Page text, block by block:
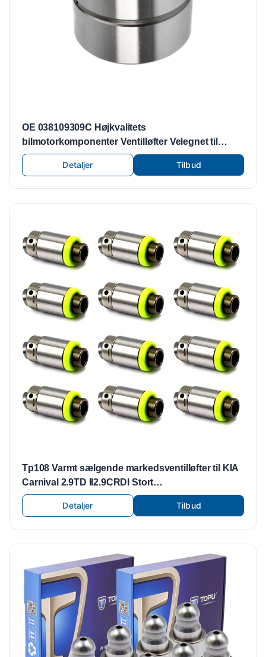
OE 038109309C Højkvalitets
bilmotorkomponenter Ventilløfter Velegnet til
Volkswagen Motordele Ventilløftere Ventilløftere
Detaljer
Tilbud
Tp108 Varmt sælgende markedsventilløfter til KIA
Carnival 2.9TD II2.9CRDI Stort
anvendelsesområde HF-46214.29 0K551-12-100
Detaljer
Tilbud